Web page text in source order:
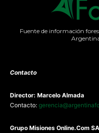
Fuente de información
Contacto
Director: Marcelo Almada
Contacto:
Grupo Misiones Online.Com SA